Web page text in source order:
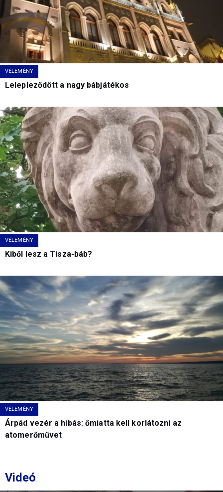
VÉLEMÉNY
Lelepleződött a nagy bábjátékos
VÉLEMÉNY
Kiből lesz a Tisza-báb?
VÉLEMÉNY
Árpád vezér a hibás: őmiatta kell korlátozni az
atomerőművet
Videó